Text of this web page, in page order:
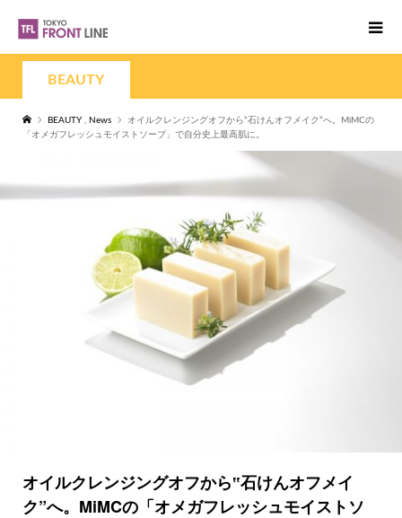
BEAUTY
BEAUTY , News
オイルクレンジングオフから‟石けんオフメイク”へ。MiMCの
「オメガフレッシュモイストソープ」で自分史上最高肌に。
オイルクレンジングオフから‟石けんオフメイ
ク”へ。MiMCの「オメガフレッシュモイストソ